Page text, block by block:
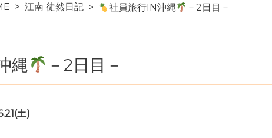
江南 徒然日記 社員旅行IN沖縄 －2日目－
縄 －2日目－
土)